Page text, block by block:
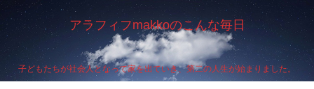
アラフィフmakkoのこんな毎日
子どもたちが社会人となって家を出ていき、第二の人生が始まりました。